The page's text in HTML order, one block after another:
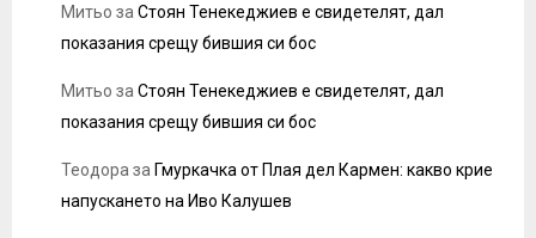
Митьо за Стоян Тенекеджиев е свидетелят, дал
показания срещу бившия си бос
Митьо за Стоян Тенекеджиев е свидетелят, дал
показания срещу бившия си бос
Теодора за Гмуркачка от Плая дел Кармен: какво крие
напускането на Иво Калушев